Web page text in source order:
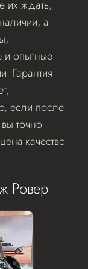
их ждать,
а
и опытные
Гарантия
если после
точно
качество
Ровер